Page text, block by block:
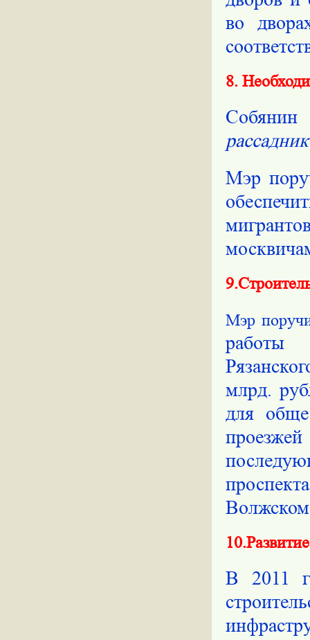
во
8.
Собянин
Мэр
Мэр
работы
млрд.
для
Волжском
В 2011